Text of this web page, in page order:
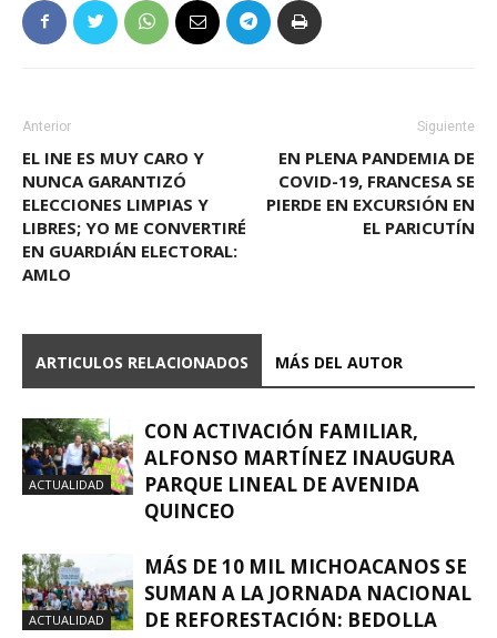
Anterior
EL INE ES MUY CARO Y
NUNCA GARANTIZÓ
ELECCIONES LIMPIAS Y
LIBRES; YO ME CONVERTIRÉ
EN GUARDIÁN ELECTORAL:
AMLO
Siguiente
EN PLENA PANDEMIA DE
COVID-19, FRANCESA SE
PIERDE EN EXCURSIÓN EN
EL PARICUTÍN
ARTICULOS RELACIONADOS MÁS DEL AUTOR
ACTUALIDAD
CON ACTIVACIÓN FAMILIAR,
ALFONSO MARTÍNEZ INAUGURA
PARQUE LINEAL DE AVENIDA
QUINCEO
ACTUALIDAD
MÁS DE 10 MIL MICHOACANOS SE
SUMAN A LA JORNADA NACIONAL
DE REFORESTACIÓN: BEDOLLA